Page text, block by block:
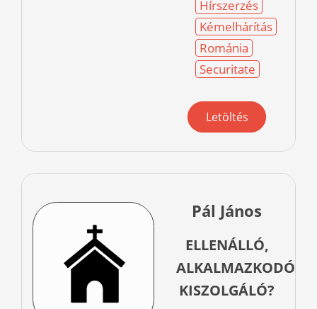
Hírszerzés
Kémelhárítás
Románia
Securitate
Letöltés
Pál János
ELLENÁLLÓ,
ALKALMAZKODÓ,
KISZOLGÁLÓ?